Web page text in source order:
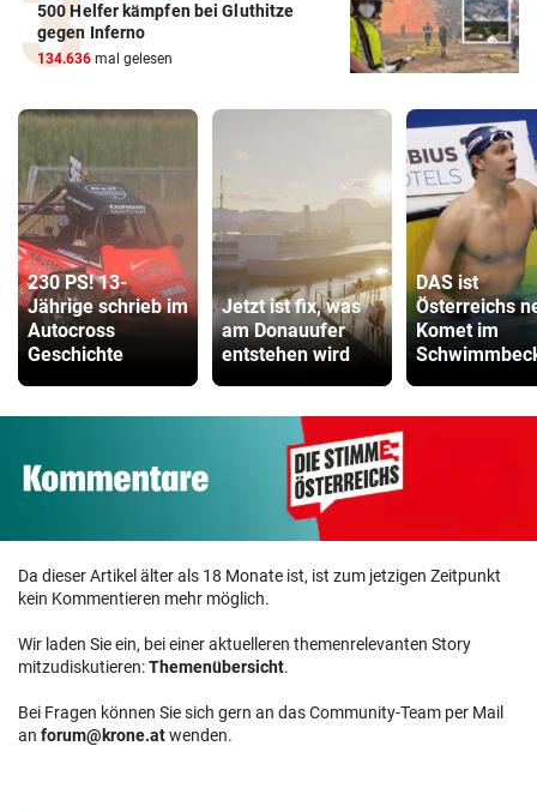
500 Helfer kämpfen bei Gluthitze
gegen Inferno
134.636 mal gelesen
230 PS! 13-
Jährige schrieb im
Autocross
Geschichte
Jetzt ist fix, was
am Donauufer
entstehen wird
DAS ist
Österreichs
Komet im
Da dieser Artikel älter als 18 Monate ist, ist zum jetzigen Zeitpunkt
kein Kommentieren mehr möglich.
Wir laden Sie ein, bei einer aktuelleren themenrelevanten Story
mitzudiskutieren:Themenübersicht.
Bei Fragen können Sie sich gern an das Community-Team per Mail
an forum@krone.atwenden.